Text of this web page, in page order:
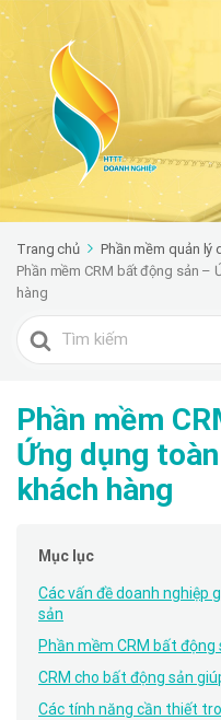
Trang chủ Phần mềm quản lý
Phần mềm CRM bất động sản –
hàng
Search
For
Phần mềm
Ứng dụng
khách hàng
Mục lục
Các vấn đề doanh nghiệp
sản
Phần mềm CRM bất động
CRM cho bất động sản
Các tính năng cần thiết